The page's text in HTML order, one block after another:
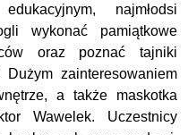
najmłodsi
wykonać pamiątkowe
oraz poznać tajniki
Dużym zainteresowaniem
a także maskotka
Wawelek. Uczestnicy